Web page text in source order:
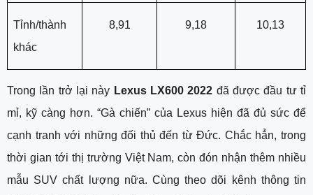
Tỉnh/thành
khác
8,91 9,18 10,13
Trong lần trở lại này Lexus LX600 2022 đã được đầu tư tỉ
mỉ, kỹ càng hơn. “Gà chiến” của Lexus hiện đã đủ sức để
cạnh tranh với những đối thủ đến từ Đức. Chắc hẳn, trong
thời gian tới thị trường Việt Nam, còn đón nhận thêm nhiều
mẫu SUV chất lượng nữa. Cùng theo dõi kênh thông tin